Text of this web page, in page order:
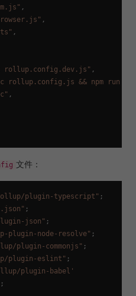
,
,
,
rollup.config.dev.js" ,
rollup.config.js && npm run
,
文件：
plugin-typescript"
json"
plugin-node-resolve"
plugin-commonjs"
plugin-eslint"
plugin-babel'